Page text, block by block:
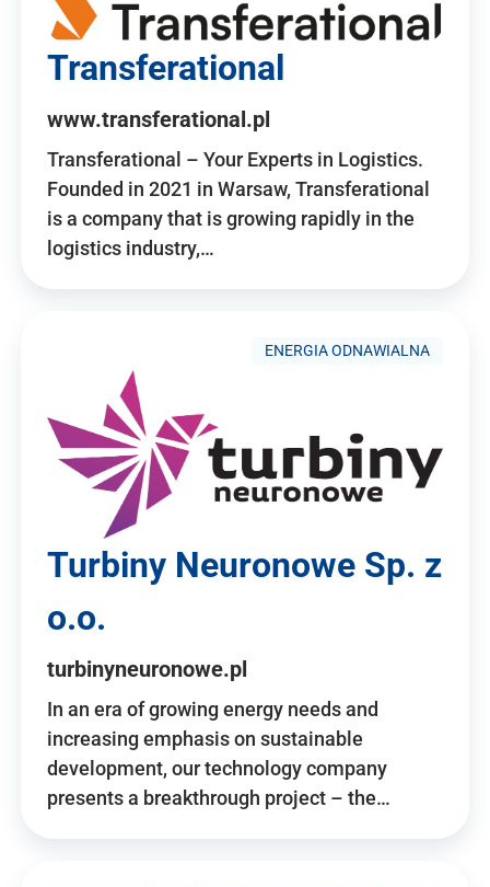
Transferational
www.transferational.pl
Transferational – Your Experts in Logistics.
Founded in 2021 in Warsaw, Transferational
is a company that is growing rapidly in the
logistics industry,…
ENERGIA ODNAWIALNA
Turbiny Neuronowe Sp. z
o.o.
turbinyneuronowe.pl
In an era of growing energy needs and
increasing emphasis on sustainable
development, our technology company
presents a breakthrough project – the…